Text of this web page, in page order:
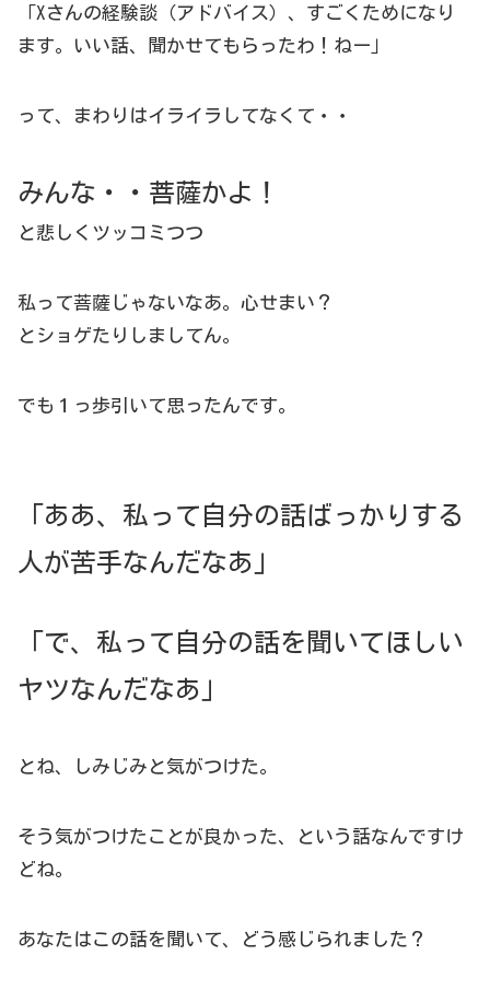
「Xさんの経験談（アドバイス）、すごくためになり
ます。いい話、聞かせてもらったわ！ねー」
って、まわりはイライラしてなくて・・
みんな・・菩薩かよ！
と悲しくツッコミつつ
私って菩薩じゃないなあ。心せまい？
とショゲたりしましてん。
でも１っ歩引いて思ったんです。
「ああ、私って自分の話ばっかりする
人が苦手なんだなあ」
「で、私って自分の話を聞いてほしい
ヤツなんだなあ」
とね、しみじみと気がつけた。
そう気がつけたことが良かった、という話なんですけ
どね。
あなたはこの話を聞いて、どう感じられました？